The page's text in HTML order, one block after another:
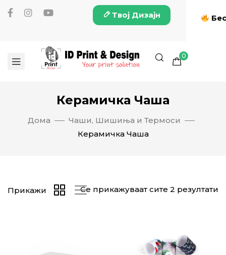
Твој Дизајн
0
Керамичка Чаша
Дома
Чаши, Шишиња и Термоси
Керамичка Чаша
Се прикажуваат сите 2 резултати
Прикажи